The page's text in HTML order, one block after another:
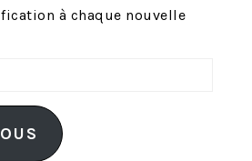
à chaque nouvelle